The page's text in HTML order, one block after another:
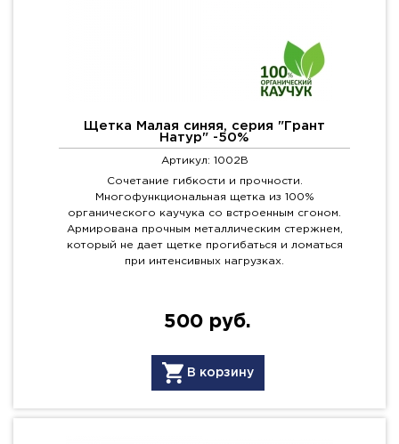
Щетка Малая синяя, серия "Грант
Натур" -50%
Артикул: 1002B
Сочетание гибкости и прочности.
Многофункциональная щетка из 100%
органического каучука со встроенным сгоном.
Армирована прочным металлическим стержнем,
который не дает щетке прогибаться и ломаться
при интенсивных нагрузках.
500 руб.
В корзину